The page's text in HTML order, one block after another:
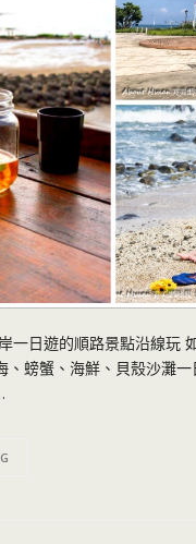
一日遊的順路景點沿線玩
、螃蟹、海鮮、貝殼沙灘